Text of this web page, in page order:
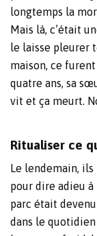
longtemps la
Mais là, c’était
le laisse pleurer
maison, ce
quatre ans, sa
vit et ça meurt.
Ritualiser ce
Le lendemain,
pour dire adieu à
parc était
dans le